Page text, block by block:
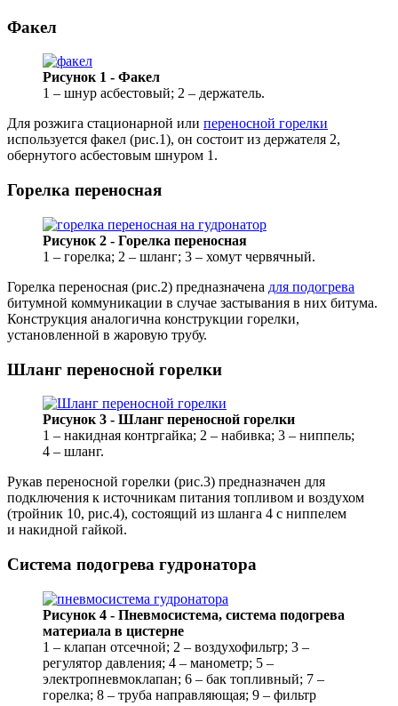
Факел
Рисунок 1 - Факел
1 – шнур асбестовый; 2 – держатель.
Для розжига стационарной или переносной горелки
используется факел (рис.1), он состоит из держателя 2,
обернутого асбестовым шнуром 1.
Горелка переносная
Рисунок 2 - Горелка переносная
1 – горелка; 2 – шланг; 3 – хомут червячный.
Горелка переносная (рис.2) предназначена для подогрева
битумной коммуникации в случае застывания в них битума.
Конструкция аналогична конструкции горелки,
установленной в жаровую трубу.
Шланг переносной горелки
Рисунок 3 - Шланг переносной горелки
1 – накидная контргайка; 2 – набивка; 3 – ниппель;
4 – шланг.
Рукав переносной горелки (рис.3) предназначен для
подключения к источникам питания топливом и воздухом
(тройник 10, рис.4), состоящий из шланга 4 с ниппелем
и накидной гайкой.
Система подогрева гудронатора
Рисунок 4 - Пневмосистема, система подогрева
материала в цистерне
1 – клапан отсечной; 2 – воздухофильтр; 3 –
регулятор давления; 4 – манометр; 5 –
электропневмоклапан; 6 – бак топливный; 7 –
горелка; 8 – труба направляющая; 9 – фильтр